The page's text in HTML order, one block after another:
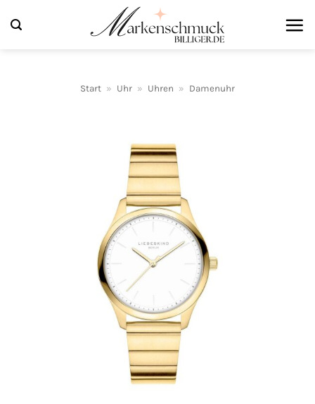
Inhalt
Start » Uhr » Uhren » Damenuhr